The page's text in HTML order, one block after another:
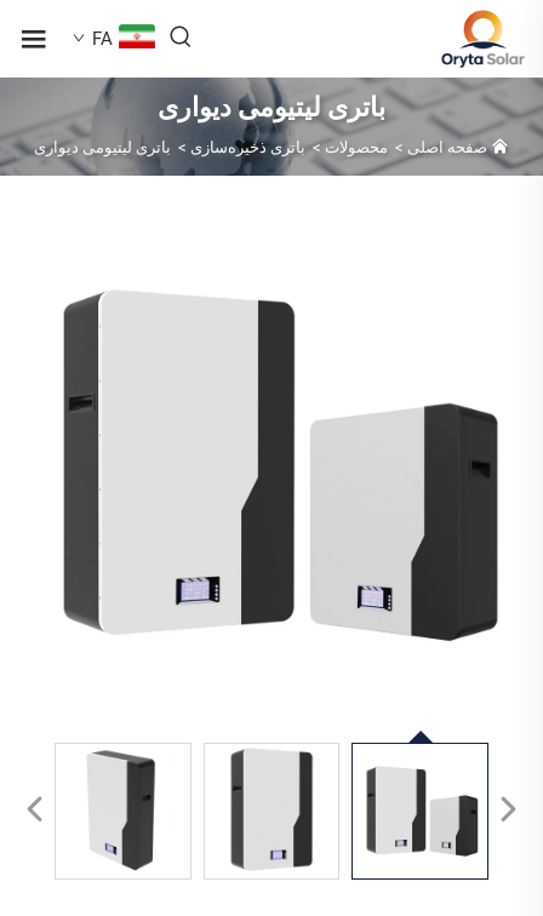
FA
باتری لیتیومی دیواری
صفحه اصلی > محصولات>باتری ذخیره‌سازی > باتری لیتیومی دیواری